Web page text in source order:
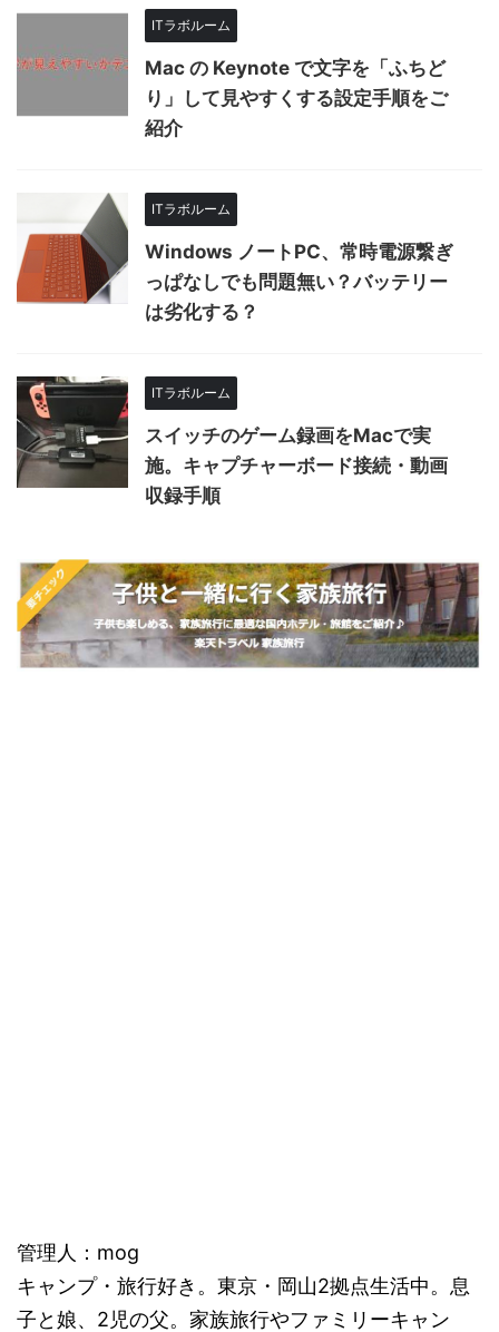
ITラボルーム
Mac の Keynote で文字を「ふちど
り」して見やすくする設定手順をご
紹介
ITラボルーム
Windows ノートPC、常時電源繋ぎ
っぱなしでも問題無い？バッテリー
は劣化する？
ITラボルーム
スイッチのゲーム録画をMacで実
施。キャプチャーボード接続・動画
収録手順
管理人：mog
キャンプ・旅行好き。東京・岡山2拠点生活中。息
子と娘、2児の父。家族旅行やファミリーキャン